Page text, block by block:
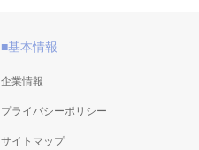
■基本情報
企業情報
プライバシーポリシー
サイトマップ